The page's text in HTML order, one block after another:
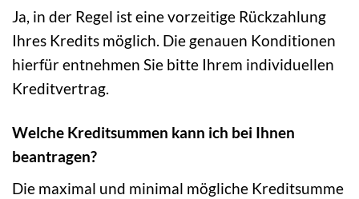
Ja, in der Regel ist eine vorzeitige Rückzahlung
Ihres Kredits möglich. Die genauen Konditionen
hierfür entnehmen Sie bitte Ihrem individuellen
Kreditvertrag.
Welche Kreditsummen kann ich bei Ihnen
beantragen?
Die maximal und minimal mögliche Kreditsumme